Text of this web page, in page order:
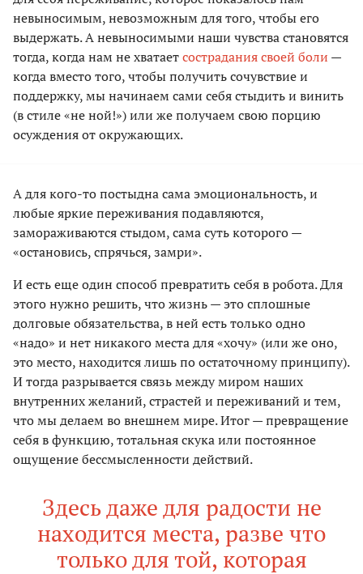
невыносимым, невозможным для того, чтобы его
выдержать. А невыносимыми наши чувства становятся
тогда, когда нам не хватаетсострадания своей боли —
когда вместо того, чтобы получить сочувствие и
поддержку, мы начинаем сами себя стыдить и винить
(в стиле «не ной!») или же получаем свою порцию
осуждения от окружающих.
А для кого-то постыдна сама эмоциональность, и
любые яркие переживания подавляются,
замораживаются стыдом, сама суть которого —
«остановись, спрячься, замри».
И есть еще один способ превратить себя в робота. Для
этого нужно решить, что жизнь — это сплошные
долговые обязательства, в ней есть только одно
«надо» и нет никакого места для «хочу» (или же оно,
это место, находится лишь по остаточному принципу).
И тогда разрывается связь между миром наших
внутренних желаний, страстей и переживаний и тем,
что мы делаем во внешнем мире. Итог — превращение
себя в функцию, тотальная скука или постоянное
ощущение бессмысленности действий.
Здесь даже для радости не
находится места, разве что
только для той, которая